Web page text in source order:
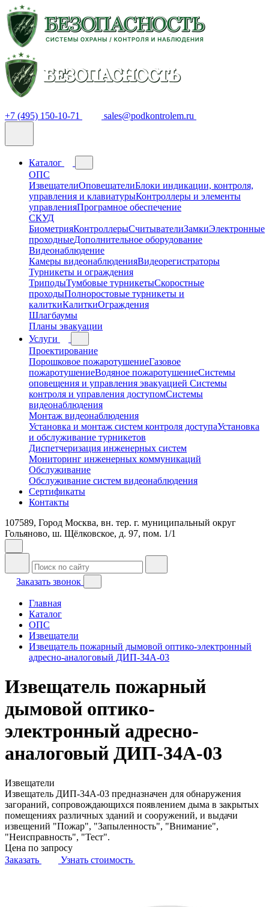
+7 (495) 150-10-71 sales@podkontrolem.ru
Каталог
ОПС
ИзвещателиОповещателиБлоки индикации, контроля,
управления и клавиатурыКонтроллеры и элементы
управленияПрограмное обеспечение
СКУД
БиометрияКонтроллерыСчитывателиЗамкиЭлектронные
проходныеДополнительное оборудование
Видеонаблюдение
Камеры видеонаблюденияВидеорегистраторы
Турникеты и ограждения
ТриподыТумбовые турникетыСкоростные
проходыПолноростовые турникеты и
калиткиКалиткиОграждения
Шлагбаумы
Планы эвакуации
Услуги
Проектирование
Порошковое пожаротушениеГазовое
пожаротушениеВодяное пожаротушениеСистемы
оповещения и управления эвакуацией Системы
контроля и управления доступомСистемы
видеонаблюдения
Монтаж видеонаблюдения
Установка и монтаж систем контроля доступаУстановка
и обслуживание турникетов
Диспетчеризация инженерных систем
Мониторинг инженерных коммуникаций
Обслуживание
Обслуживание систем видеонаблюдения
Сертификаты
Контакты
107589, Город Москва, вн. тер. г. муниципальный округ
Гольяново, ш. Щёлковское, д. 97, пом. 1/1
Заказать звонок
Главная
Каталог
ОПС
Извещатели
Извещатель пожарный дымовой оптико-электронный
адресно-аналоговый ДИП-34А-03
Извещатель пожарный
дымовой оптико-
электронный адресно-
аналоговый ДИП-34А-03
Извещатели
Извещатель ДИП-34А-03 предназначен для обнаружения
загораний, сопровождающихся появлением дыма в закрытых
помещениях различных зданий и сооружений, и выдачи
извещений "Пожар", "Запыленность", "Внимание",
"Неисправность", "Тест".
Цена по запросу
Заказать
Узнать стоимость